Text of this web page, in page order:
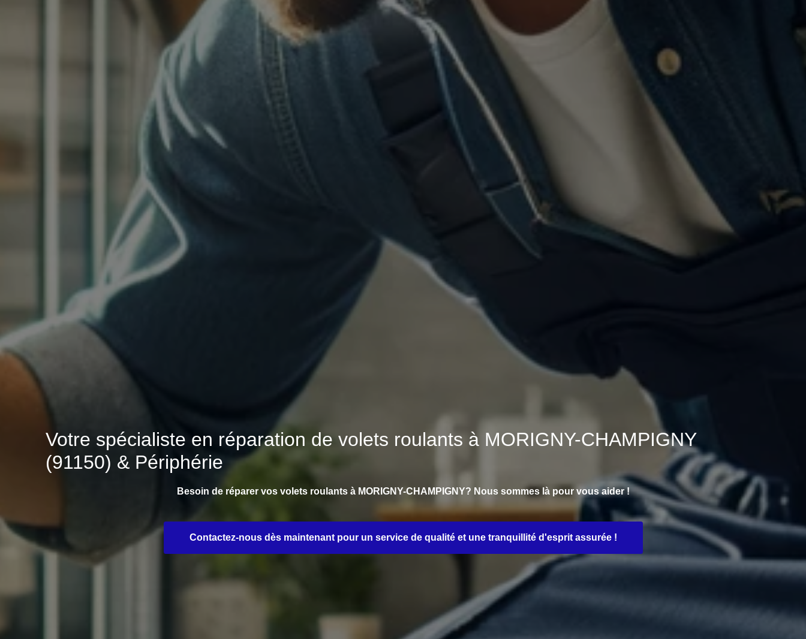
Votre spécialiste en réparation de volets roulants à MORIGNY-CHAMPIGNY
(91150) & Périphérie
Besoin de réparer vos volets roulants à MORIGNY-CHAMPIGNY? Nous sommes là pour vous aider !
Contactez-nous dès maintenant pour un service de qualité et une tranquillité d'esprit assurée !